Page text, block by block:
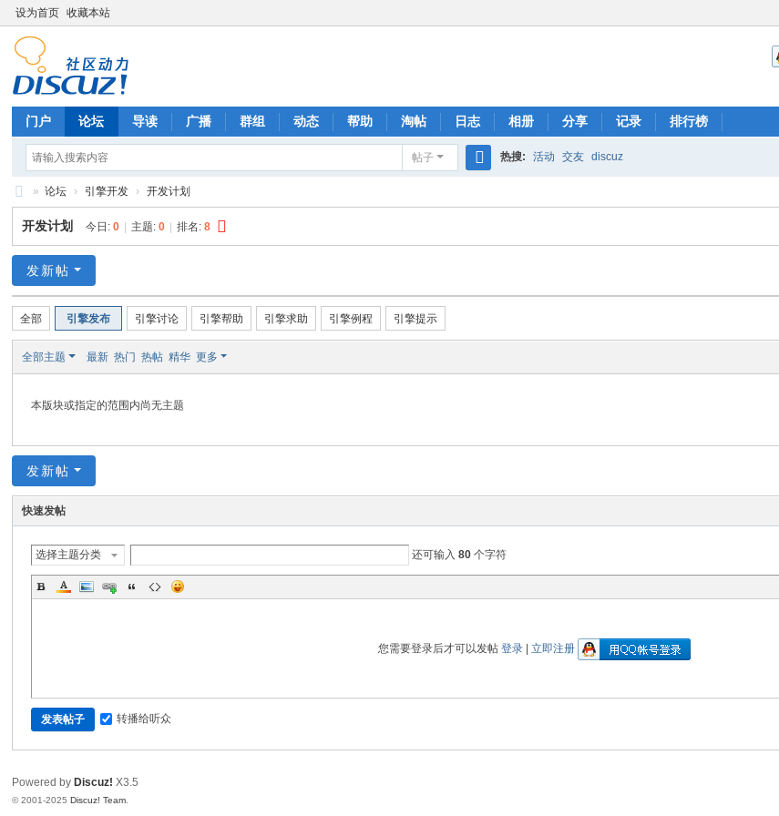
设为首页 收藏本站
门户 论坛 导读 广播 群组 动态 帮助 淘帖 日志 相册 分享 记录 排行榜
帖子
索
热搜: 活动 交友 discuz
X
E
ng
in
e
官
方
» 论坛 › 引擎开发 › 开发计划
开发计划 今日:0 主题:0 排名:8
发新帖
全部 引擎发布 引擎讨论 引擎帮助 引擎求助 引擎例程 引擎提示
全部主题 最新 热门 热帖 精华 更多
本版块或指定的范围内尚无主题
发新帖
快速发帖
选择主题分类 还可输入80 个字符
您需要登录后才可以发帖登录 |立即注册
发表帖子 转播给听众
Powered by Discuz! X3.5
© 2001-2025Discuz! Team